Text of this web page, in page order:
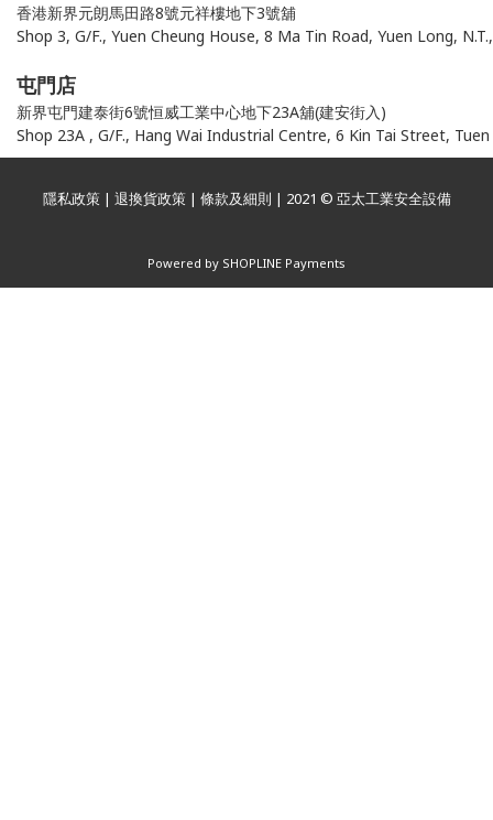
香港新界元朗馬田路8號元祥樓地下3號舖
Shop 3, G/F., Yuen Cheung House, 8 Ma Tin Road, Yuen Long,
屯門店
新界屯門建泰街6號恒威工業中心地下23A舖(建安街入)
Shop 23A , G/F., Hang Wai Industrial Centre, 6 Kin Tai Street, Tuen
隱私政策| 退換貨政策 | 條款及細則 | 2021 © 亞太工業安全設備
Powered by SHOPLINE Payments